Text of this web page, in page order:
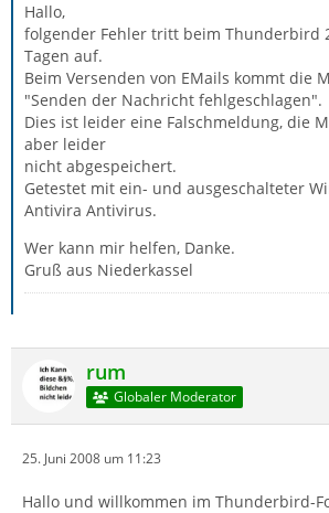
Hallo,
folgender Fehler tritt beim Thunderbird
Tagen auf.
Beim Versenden von EMails kommt die
"Senden der Nachricht fehlgeschlagen".
Dies ist leider eine Falschmeldung, die
aber leider
nicht abgespeichert.
Getestet mit ein- und ausgeschalteter
Antivira Antivirus.
Wer kann mir helfen, Danke.
Gruß aus Niederkassel
rum
Globaler Moderator
25. Juni 2008 um 11:23
Hallo und willkommen im Thunderbird-